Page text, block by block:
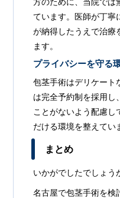
ています。医師が丁寧
が納得したうえで治療
ます。
プライバシーを守る
包茎手術はデリケート
は完全予約制を採用し
ことがないよう配慮し
だける環境を整えてい
まとめ
いかがでしたでしょう
名古屋で包茎手術を検